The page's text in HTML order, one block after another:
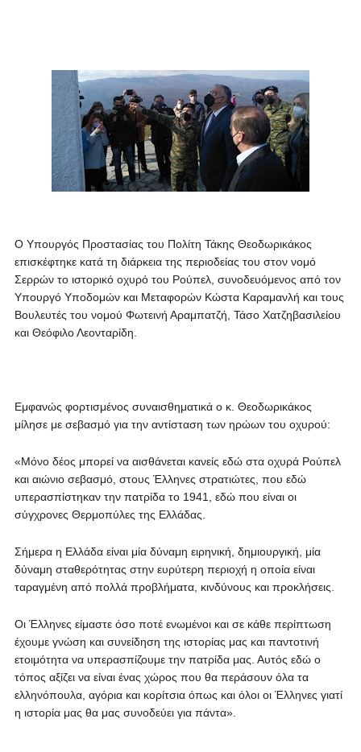
Ο Υπουργός Προστασίας του Πολίτη Τάκης Θεοδωρικάκος
επισκέφτηκε κατά τη διάρκεια της περιοδείας του στον νομό
Σερρών το ιστορικό οχυρό του Ρούπελ, συνοδευόμενος από τον
Υπουργό Υποδομών και Μεταφορών Κώστα Καραμανλή και τους
Βουλευτές του νομού Φωτεινή Αραμπατζή, Τάσο Χατζηβασιλείου
και Θεόφιλο Λεονταρίδη.
Εμφανώς φορτισμένος συναισθηματικά ο κ. Θεοδωρικάκος
μίλησε με σεβασμό για την αντίσταση των ηρώων του οχυρού:
«Μόνο δέος μπορεί να αισθάνεται κανείς εδώ στα οχυρά Ρούπελ
και αιώνιο σεβασμό, στους Έλληνες στρατιώτες, που εδώ
υπερασπίστηκαν την πατρίδα το 1941, εδώ που είναι οι
σύγχρονες Θερμοπύλες της Ελλάδας.
Σήμερα η Ελλάδα είναι μία δύναμη ειρηνική, δημιουργική, μία
δύναμη σταθερότητας στην ευρύτερη περιοχή η οποία είναι
ταραγμένη από πολλά προβλήματα, κινδύνους και προκλήσεις.
Οι Έλληνες είμαστε όσο ποτέ ενωμένοι και σε κάθε περίπτωση
έχουμε γνώση και συνείδηση της ιστορίας μας και παντοτινή
ετοιμότητα να υπερασπίζουμε την πατρίδα μας. Αυτός εδώ ο
τόπος αξίζει να είναι ένας χώρος που θα περάσουν όλα τα
ελληνόπουλα, αγόρια και κορίτσια όπως και όλοι οι Έλληνες γιατί
η ιστορία μας θα μας συνοδεύει για πάντα».